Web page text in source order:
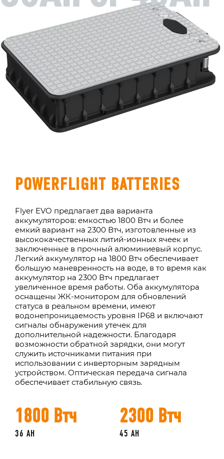
POWERFLIGHT BATTERIES
Flyer EVO предлагает два варианта
аккумуляторов: емкостью 1800 Втч и более
емкий вариант на 2300 Втч, изготовленные из
высококачественных литий-ионных ячеек и
заключенные в прочный алюминиевый корпус.
Легкий аккумулятор на 1800 Втч обеспечивает
большую маневренность на воде, в то время как
аккумулятор на 2300 Втч предлагает
увеличенное время работы. Оба аккумулятора
оснащены ЖК-монитором для обновлений
статуса в реальном времени, имеют
водонепроницаемость уровня IP68 и включают
сигналы обнаружения утечек для
дополнительной надежности. Благодаря
возможности обратной зарядки, они могут
служить источниками питания при
использовании с инверторным зарядным
устройством. Оптическая передача сигнала
обеспечивает стабильную связь.
1800 Втч
36 AH
2300 Втч
45 AH